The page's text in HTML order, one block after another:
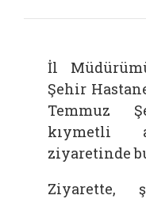
İl
Şehir
Temmuz
kıymetli
ziyaretinde
Ziyarette,